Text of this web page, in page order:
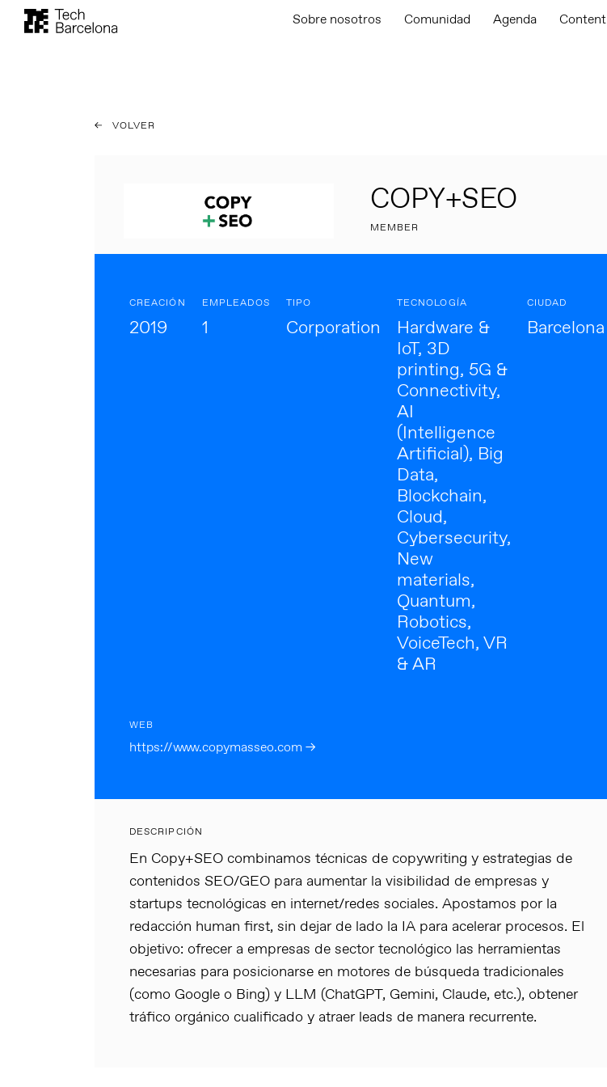
Sobre nosotros Comunidad Agenda Content
VOLVER
COPY+SEO
MEMBER
CREACIÓN
2019
EMPLEADOS
1
TIPO
Corporation
TECNOLOGÍA
Hardware &
IoT, 3D
printing, 5G &
Connectivity,
AI
(Intelligence
Artificial), Big
Data,
Blockchain,
Cloud,
Cybersecurity,
New
materials,
Quantum,
Robotics,
VoiceTech, VR
& AR
CIUDAD
Barcelona
WEB
https://www.copymasseo.com →
DESCRIPCIÓN
En Copy+SEO combinamos técnicas de copywriting y estrategias de
contenidos SEO/GEO para aumentar la visibilidad de empresas y
startups tecnológicas en internet/redes sociales. Apostamos por la
redacción human first, sin dejar de lado la IA para acelerar procesos. El
objetivo: ofrecer a empresas de sector tecnológico las herramientas
necesarias para posicionarse en motores de búsqueda tradicionales
(como Google o Bing) y LLM (ChatGPT, Gemini, Claude, etc.), obtener
tráfico orgánico cualificado y atraer leads de manera recurrente.